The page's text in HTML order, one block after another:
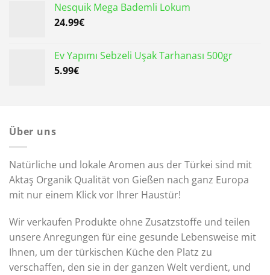
Nesquik Mega Bademli Lokum
24.99€
Ev Yapımı Sebzeli Uşak Tarhanası 500gr
5.99€
Über uns
Natürliche und lokale Aromen aus der Türkei sind mit
Aktaş Organik Qualität von Gießen nach ganz Europa
mit nur einem Klick vor Ihrer Haustür!
Wir verkaufen Produkte ohne Zusatzstoffe und teilen
unsere Anregungen für eine gesunde Lebensweise mit
Ihnen, um der türkischen Küche den Platz zu
verschaffen, den sie in der ganzen Welt verdient, und